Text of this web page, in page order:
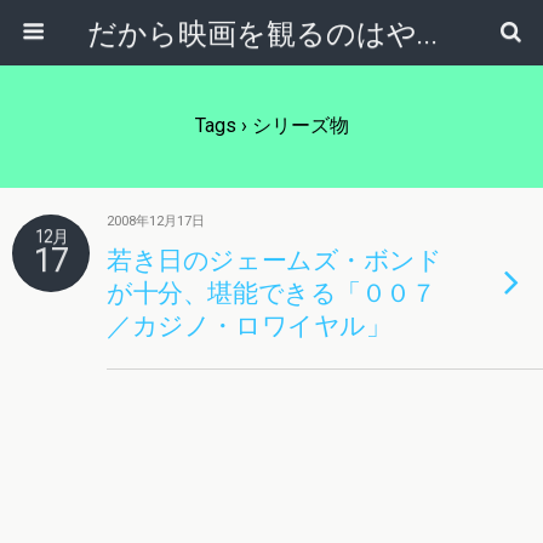
だから映画を観るのはやめられない
Tags › シリーズ物
12月
17
2008年12月17日
若き日のジェームズ・ボンド
が十分、堪能できる「００７
／カジノ・ロワイヤル」